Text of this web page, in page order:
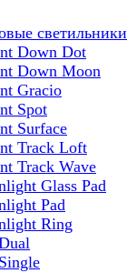
светильники
Down Dot
Down Moon
Gracio
Spot
Surface
Track Loft
Track Wave
Glass Pad
Pad
Ring